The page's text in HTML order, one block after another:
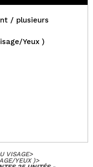
/ plusieurs
Yeux )
VISAGE>
YEUX )>